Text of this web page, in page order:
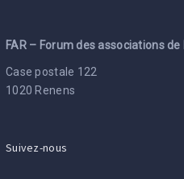
FAR – Forum des associations de
Case postale 122
1020 Renens
Suivez-nous